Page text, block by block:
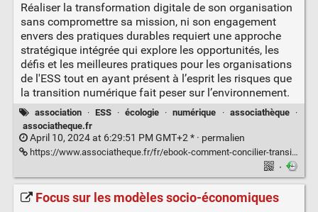
Réaliser la transformation digitale de son organisation
sans compromettre sa mission, ni son engagement
envers des pratiques durables requiert une approche
stratégique intégrée qui explore les opportunités, les
défis et les meilleures pratiques pour les organisations
de l'ESS tout en ayant présent à l’esprit les risques que
la transition numérique fait peser sur l’environnement.
association · ESS · écologie · numérique · associathèque
·
associatheque.fr
April 10, 2024 at 6:29:51 PM GMT+2 * · permalien
https://www.associatheque.fr/fr/ebook-comment-concilier-transitions-numerique-ecologique.html
·
Focus sur les modèles socio-économiques